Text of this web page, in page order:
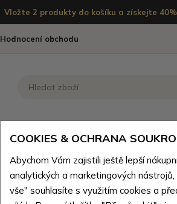
Vložte 2 produkty do košíku a získejte
Hodnocení obchodu
Kandoo.cz Ženy >
COOKIES & OCHRANA
Abychom Vám zajistili ještě lepší
analytických a marketingových
vše" souhlasíte s využitím cookies a